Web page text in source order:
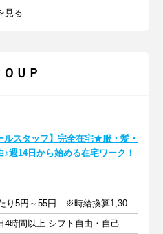
見る
ＵＰ
ルスタッフ】完全在宅★服・髪・
♪週14日から始める在宅ワーク！
1件コールあたり5円～55円 ※時給換算1,300円～4,000円
週1日以上 1日4時間以上 シフト自由・自己申告